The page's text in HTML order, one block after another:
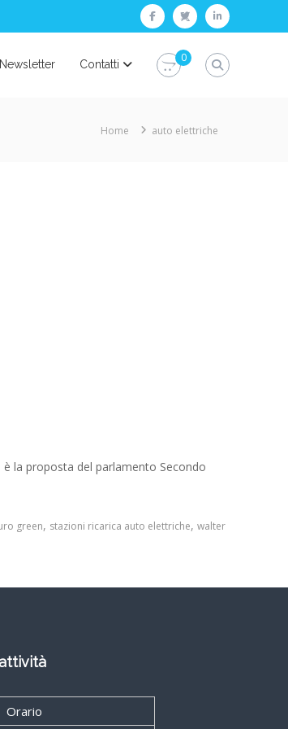
facebooktwitterlinkedin
Newsletter Contatti
0
Home auto elettriche
la proposta del parlamento Secondo
green, stazioni ricarica auto elettriche, walter
attività
Orario